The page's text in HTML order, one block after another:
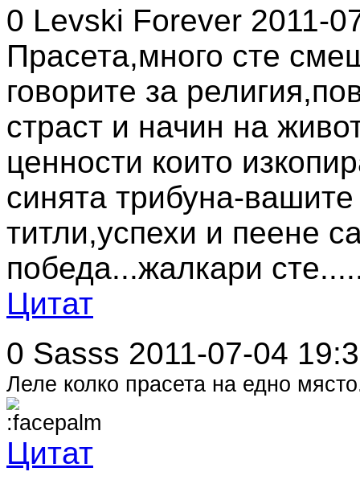
0 Levski Forever 2011-
Прасета,много сте
говорите за
страст и начин на
ценности които
синята трибуна-
титли,успехи и пеене
победа...жалкари
Цитат
0 Sasss 2011-07-04
Леле колко прасета на едно
Цитат